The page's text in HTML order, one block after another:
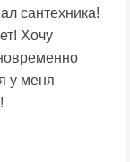
сантехника!
Хочу
у меня